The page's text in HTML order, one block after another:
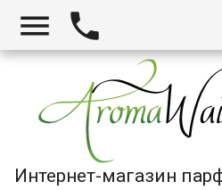
Интернет-магазин